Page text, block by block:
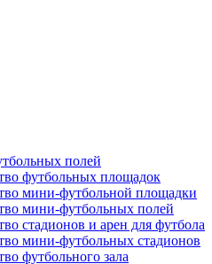
полей
футбольных площадок
мини-футбольной площадки
мини-футбольных полей
стадионов и арен для футбола
мини-футбольных стадионов
футбольного зала